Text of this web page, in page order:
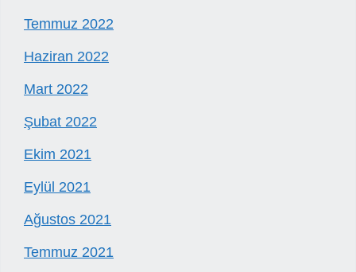
Temmuz 2022
Haziran 2022
Mart 2022
Şubat 2022
Ekim 2021
Eylül 2021
Ağustos 2021
Temmuz 2021